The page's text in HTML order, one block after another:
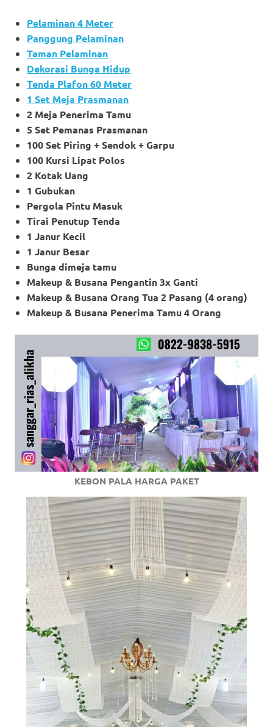
Pelaminan 4 Meter
Panggung Pelaminan
Taman Pelaminan
Dekorasi Bunga Hidup
Tenda Plafon 60 Meter
1 Set Meja Prasmanan
2 Meja Penerima Tamu
5 Set Pemanas Prasmanan
100 Set Piring + Sendok + Garpu
100 Kursi Lipat Polos
2 Kotak Uang
1 Gubukan
Pergola Pintu Masuk
Tirai Penutup Tenda
1 Janur Kecil
1 Janur Besar
Bunga dimeja tamu
Makeup & Busana Pengantin 3x Ganti
Makeup & Busana Orang Tua 2 Pasang (4 orang)
Makeup & Busana Penerima Tamu 4 Orang
KEBON PALA HARGA PAKET